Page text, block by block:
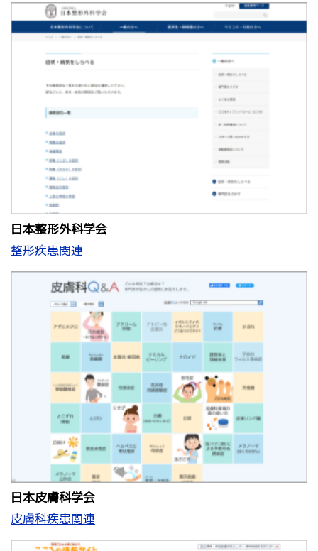
日本整形外科学会
整形疾患関連
日本皮膚科学会
皮膚科疾患関連